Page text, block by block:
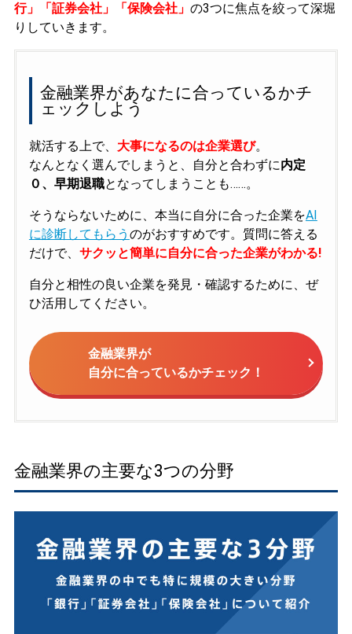
行」「証券会社」「保険会社」 の3つに焦点を絞って深堀
りしていきます。
金融業界があなたに合っているかチ
ェックしよう
就活する上で、 大事になるのは企業選び。
なんとなく選んでしまうと、自分と合わずに内定
０、早期退職となってしまうことも……。
そうならないために、本当に自分に合った企業をAI
に診断してもらう のがおすすめです。質問に答える
だけで、 サクッと簡単に自分に合った企業がわかる!
自分と相性の良い企業を発見・確認するために、ぜ
ひ活用してください。
金融業界が
自分に合っているかチェック！
金融業界の主要な3つの分野